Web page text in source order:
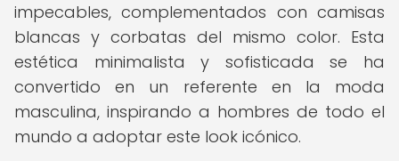
impecables, complementados con camisas
blancas y corbatas del mismo color. Esta
estética minimalista y sofisticada se ha
convertido en un referente en la moda
masculina, inspirando a hombres de todo el
mundo a adoptar este look icónico.